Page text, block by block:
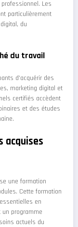
Les
particulièrement
du
du travail
d’acquérir des
marketing digital et
certifiés accèdent
et des études
acquises
une formation
Cette formation
en
programme
actuels du